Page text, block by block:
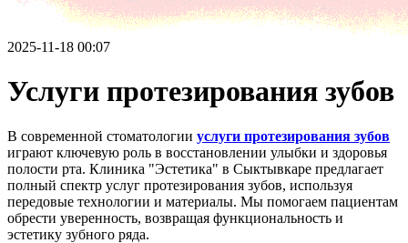
2025-11-18 00:07
Услуги протезирования зубов
В современной стоматологии услуги протезирования зубов
играют ключевую роль в восстановлении улыбки и здоровья
полости рта. Клиника "Эстетика" в Сыктывкаре предлагает
полный спектр услуг протезирования зубов, используя
передовые технологии и материалы. Мы помогаем пациентам
обрести уверенность, возвращая функциональность и
эстетику зубного ряда.